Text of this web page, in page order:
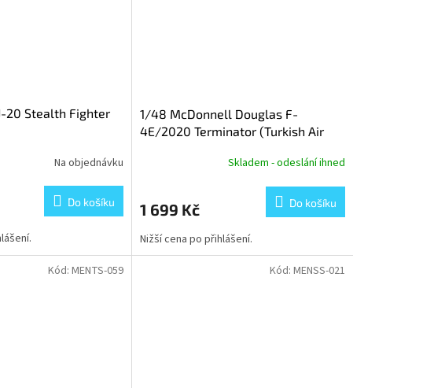
20 Stealth Fighter
Na objednávku
Do košíku
1/48 McDonnell Douglas F-
4E/2020 Terminator (Turkish Air
Skladem - odeslání ihned
1 699 Kč Do košíku
Nižší cena po přihlášení.
Kód: MENTS-059 Kód: MENSS-021